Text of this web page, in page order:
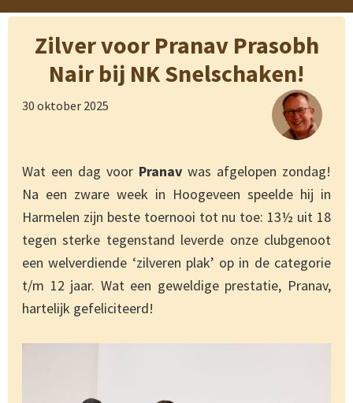
Zilver voor Pranav Prasobh
Nair bij NK Snelschaken!
30 oktober 2025
Wat een dag voor Pranav was afgelopen zondag!
Na een zware week in Hoogeveen speelde hij in
Harmelen zijn beste toernooi tot nu toe: 13½ uit 18
tegen sterke tegenstand leverde onze clubgenoot
een welverdiende ‘zilveren plak’ op in de categorie
t/m 12 jaar. Wat een geweldige prestatie, Pranav,
hartelijk gefeliciteerd!